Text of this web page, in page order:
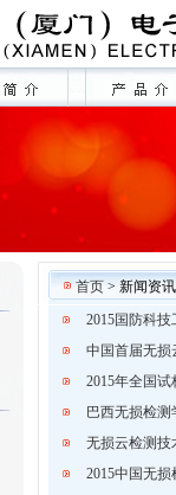
首页> 新闻资讯
2015国防科
中国首届无损
2015年全国
巴西无损检
无损云检测技
2015中国无